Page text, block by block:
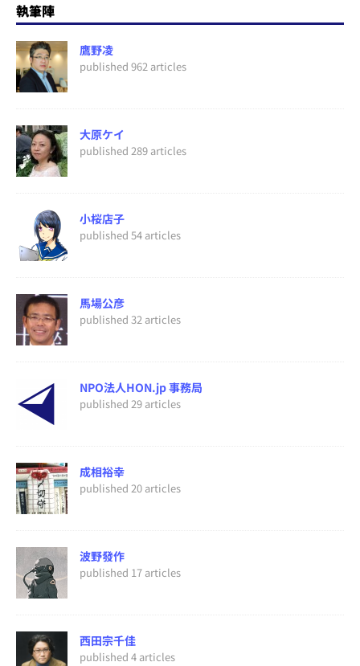
執筆陣
鷹野凌
published 962 articles
大原ケイ
published 289 articles
小桜店子
published 54 articles
馬場公彦
published 32 articles
NPO法人HON.jp 事務局
published 29 articles
成相裕幸
published 20 articles
波野發作
published 17 articles
西田宗千佳
published 4 articles